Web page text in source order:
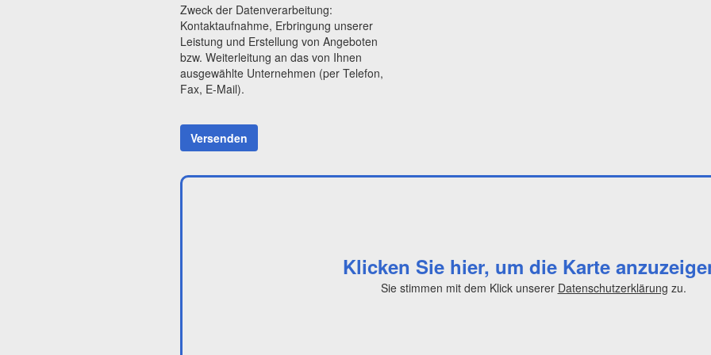
Zweck der Datenverarbeitung:
Kontaktaufnahme, Erbringung unserer
Leistung und Erstellung von Angeboten
bzw. Weiterleitung an das von Ihnen
ausgewählte Unternehmen (per Telefon,
Fax, E-Mail).
Versenden
Klicken Sie hier, um die Karte
Sie stimmen mit dem Klick unserer Datenschutzerklärung zu.